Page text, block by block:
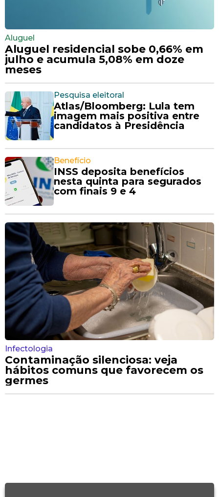
Aluguel
Aluguel residencial sobe 0,66% em
julho e acumula 5,08% em doze
meses
Pesquisa eleitoral
Atlas/Bloomberg: Lula tem
imagem mais positiva entre
candidatos à Presidência
Benefício
INSS deposita benefícios
nesta quinta para segurados
com finais 9 e 4
Infectologia
Contaminação silenciosa: veja
hábitos comuns que favorecem os
germes